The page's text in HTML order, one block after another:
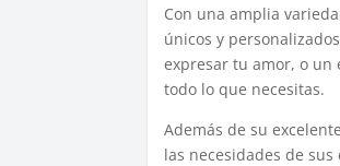
Con una amplia
únicos y
expresar tu amor, o un
todo lo que necesitas.
Además de su
las necesidades de